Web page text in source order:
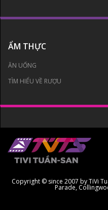
ẨM THỰC
ĂN UỐNG
TÌM HIỂU VỀ RƯỢU
Copyright © since 2007 by TiVi
Parade,